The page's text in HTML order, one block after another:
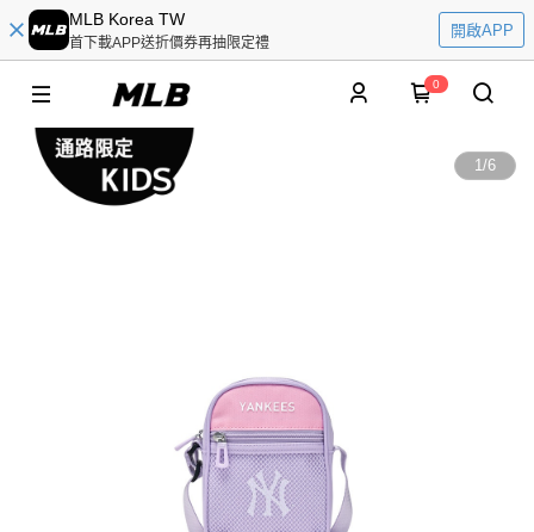
MLB Korea TW
首下載APP送折價券再抽限定禮
開啟APP
0
1/6